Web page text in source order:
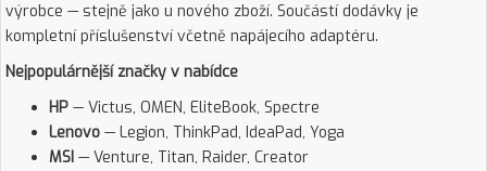
výrobce — stejně jako u nového zboží. Součástí dodávky je
kompletní příslušenství včetně napájecího adaptéru.
Nejpopulárnější značky v nabídce
HP — Victus, OMEN, EliteBook, Spectre
Lenovo — Legion, ThinkPad, IdeaPad, Yoga
MSI — Venture, Titan, Raider, Creator